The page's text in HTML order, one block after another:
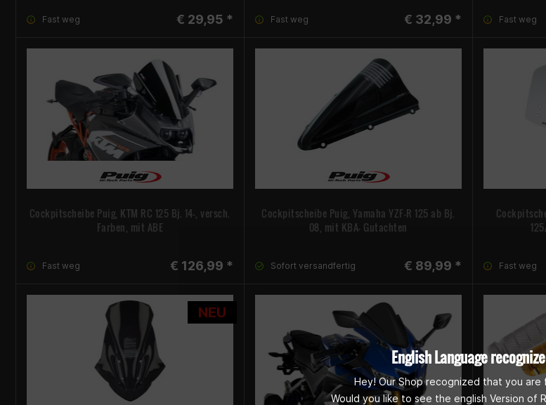
Fast weg € 29,95 * Fast weg € 32,99 * Fast weg
Cockpitscheibe Puig, KTM RC 125 Bj. 14-, versch.
Farben, mit ABE
Fast weg € 126,99 *
Cockpitscheibe Puig, Yamaha YZF-R 125 ab Bj.
08, mit KBA- Gutachten
Sofort versandfertig € 89,99 * Fast weg
NEU
English Language
Hey! Our Shop recognized that you are
Would you like to see the english Version of